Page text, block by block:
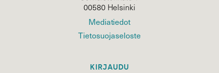
00580 Helsinki
Mediatiedot
Tietosuojaseloste
KIRJAUDU